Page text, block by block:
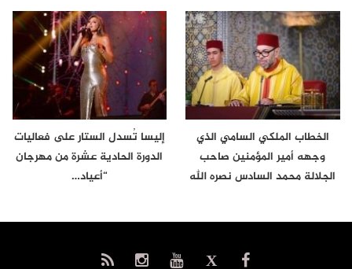
الخطاب الملكي السامي الذي
وجهه أمير المؤمنين صاحب
الجلالة محمد السادس نصره الله
إليسا تُسدل الستار على فعاليات
الدورة الحادية عشرة من مهرجان
“أعياد…